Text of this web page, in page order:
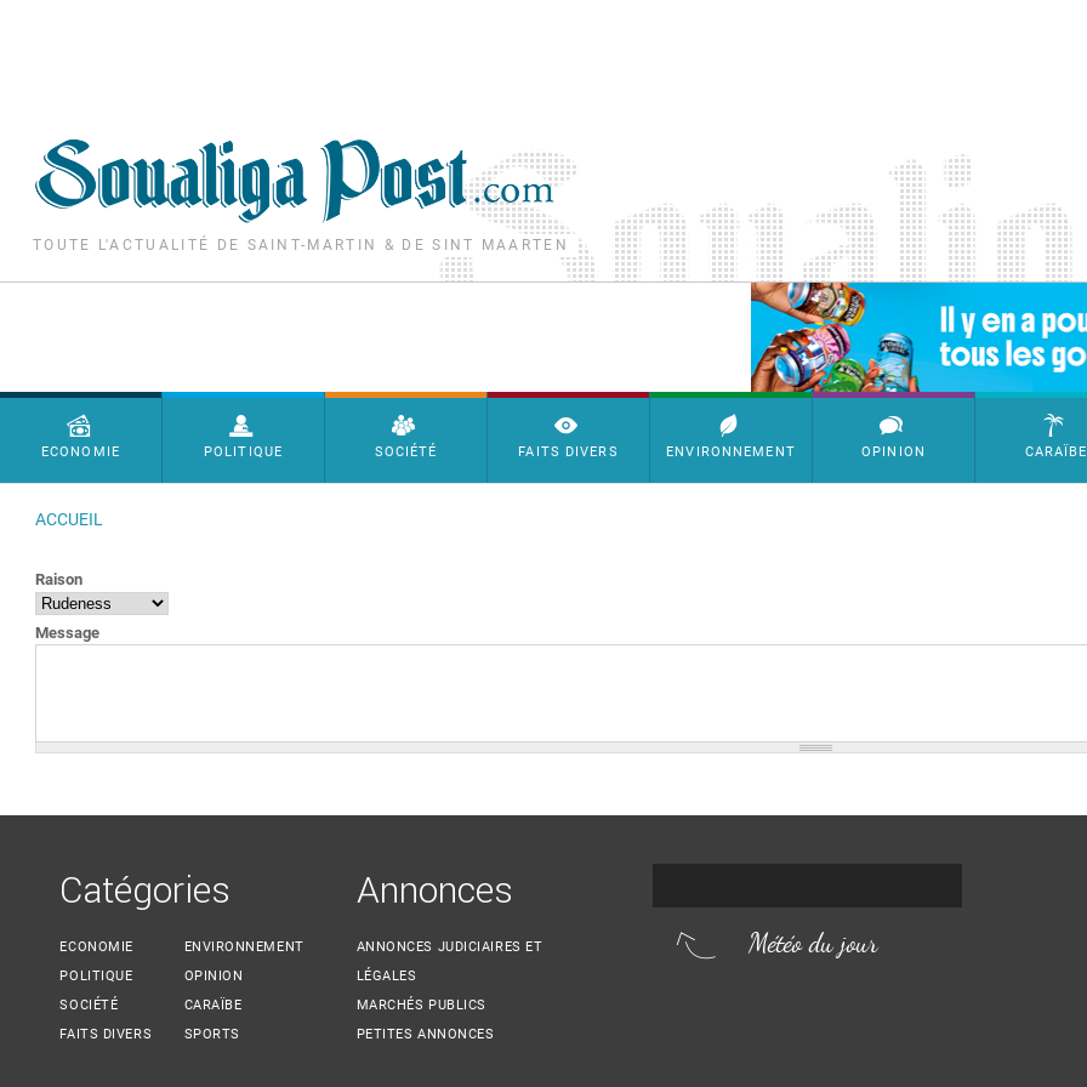
TOUTE L'ACTUALITÉ DE SAINT-MARTIN & DE SINT MAARTEN
SimpleAds Block Bannière
Menu principal
ECONOMIE POLITIQUE SOCIÉTÉ FAITS DIVERS ENVIRONNEMENT OPINION CARAÏBE
ACCUEIL
Raison
Message
Catégories
ECONOMIE
POLITIQUE
SOCIÉTÉ
FAITS DIVERS
ENVIRONNEMENT
OPINION
CARAÏBE
SPORTS
Annonces
ANNONCES JUDICIAIRES ET
LÉGALES
MARCHÉS PUBLICS
PETITES ANNONCES
Météo du jour